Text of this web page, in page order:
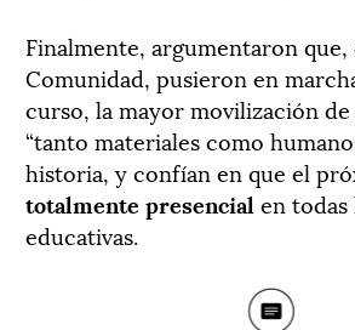
Finalmente, argumentaron que,
Comunidad, pusieron en
curso, la mayor movilización
“tanto materiales como
historia, y confían en que el
totalmente presencial en todas
educativas.